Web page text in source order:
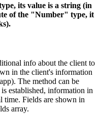
its value is a string (in
of the "Number" type, it
info about the client to
in the client's information
The method can be
established, information in
time. Fields are shown in
array.